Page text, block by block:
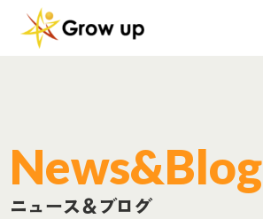
News&Blog
ニュース＆ブログ